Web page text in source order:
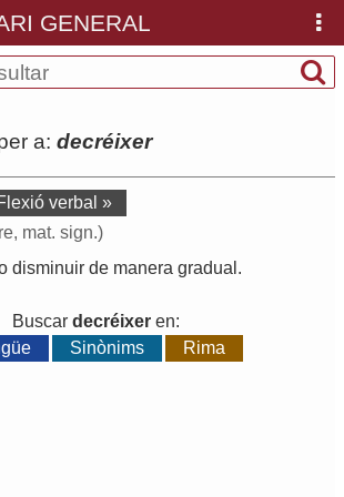
GENERAL
a: decréixer
verbal »
re, mat. sign.)
disminuir de manera gradual .
Buscar decréixeren:
Sinònims Rima